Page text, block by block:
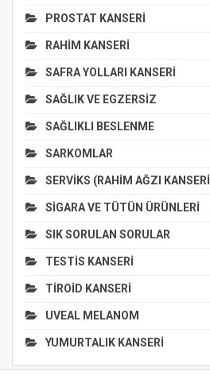
PROSTAT KANSERİ
RAHİM KANSERİ
SAFRA YOLLARI KANSERİ
SAĞLIK VE EGZERSİZ
SAĞLIKLI BESLENME
SARKOMLAR
SERVİKS (RAHİM AĞZI KANSERİ
SİGARA VE TÜTÜN ÜRÜNLERİ
SIK SORULAN SORULAR
TESTİS KANSERİ
TİROİD KANSERİ
UVEAL MELANOM
YUMURTALIK KANSERİ